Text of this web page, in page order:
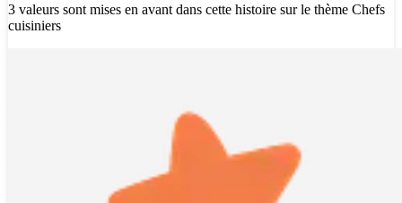
3 valeurs sont mises en avant dans cette histoire sur le thème Chefs
cuisiniers